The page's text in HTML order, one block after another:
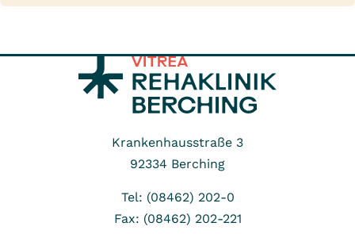
Krankenhausstraße 3
92334 Berching
Tel: (08462) 202-0
Fax: (08462) 202-221